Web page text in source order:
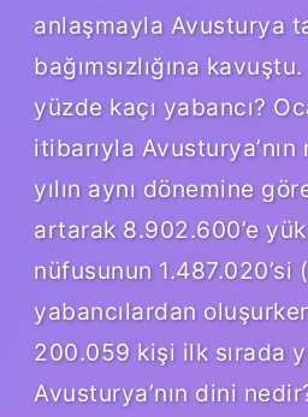
anlaşmayla Avusturya
bağımsızlığına
yüzde kaçı yabancı?
itibarıyla
yılın aynı dönemine
artarak 8.902.600’e
nüfusunun 1.487.020’si
yabancılardan
200.059 kişi ilk sırada
Avusturya’nın dini